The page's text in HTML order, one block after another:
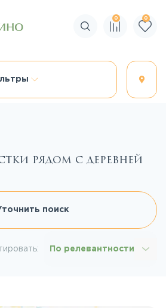
Поиск по сайту
0 0
рядом с деревней
поиск
По релевантности